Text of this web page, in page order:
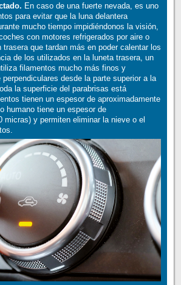
En caso de una fuerte nevada, es uno
para evitar que la luna delantera
mucho tiempo impidiéndonos la visión,
con motores refrigerados por aire o
que tardan más en poder calentar los
de los utilizados en la luneta trasera, un
filamentos mucho más finos y
desde la parte superior a la
la superficie del parabrisas está
tienen un espesor de aproximadamente
humano tiene un espesor de
micras) y permiten eliminar la nieve o el